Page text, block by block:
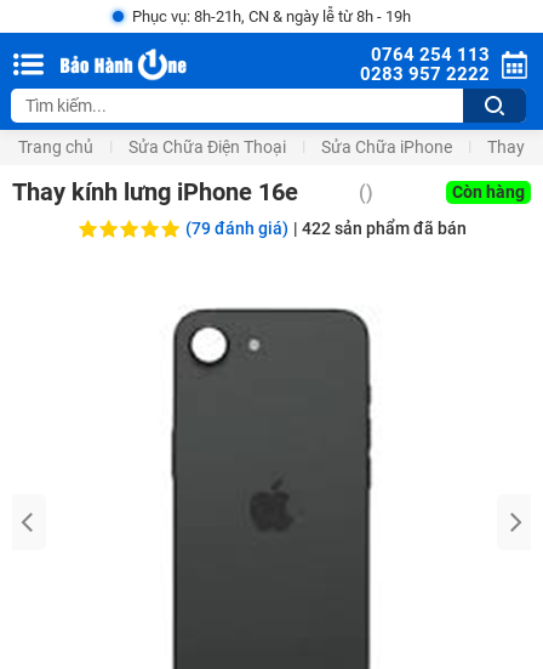
Phục vụ: 8h-21h, CN & ngày lễ từ 8h - 19h
0764 254 113
0283 957 2222
Trang chủ Sửa Chữa Điện Thoại Sửa Chữa iPhone Thay
Thay kính lưng iPhone 16e ()
Còn hàng
(79 đánh giá) | 422sản phẩm đã bán